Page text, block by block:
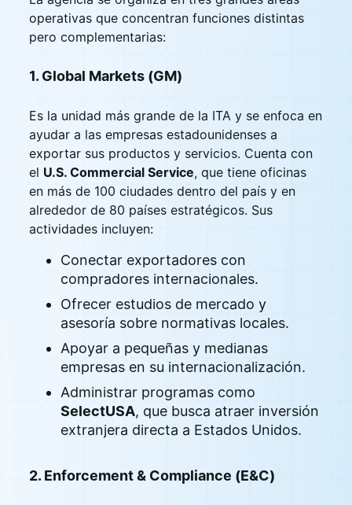
operativas que concentran funciones distintas
pero complementarias:
1. Global Markets (GM)
Es la unidad más grande de la ITA y se enfoca en
ayudar a las empresas estadounidenses a
exportar sus productos y servicios. Cuenta con
el U.S. Commercial Service, que tiene oficinas
en más de 100 ciudades dentro del país y en
alrededor de 80 países estratégicos. Sus
actividades incluyen:
Conectar exportadores con
compradores internacionales.
Ofrecer estudios de mercado y
asesoría sobre normativas locales.
Apoyar a pequeñas y medianas
empresas en su internacionalización.
Administrar programas como
SelectUSA, que busca atraer inversión
extranjera directa a Estados Unidos.
2. Enforcement & Compliance (E&C)